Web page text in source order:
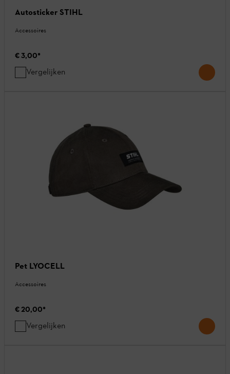
Autosticker STIHL
Accessoires
€ 3,00*
Vergelijken
Pet LYOCELL
Accessoires
€ 20,00*
Vergelijken